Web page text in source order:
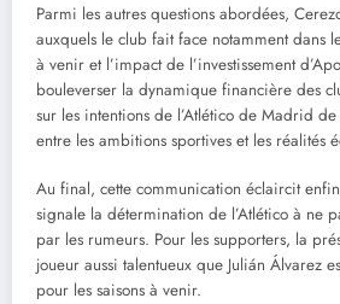
Parmi les autres questions abordées,
auxquels le club fait face notamment dans
à venir et l’impact de l’investissement
bouleverser la dynamique financière des
sur les intentions de l’Atlético de Madrid
entre les ambitions sportives et les réalités
Au final, cette communication éclaircit
signale la détermination de l’Atlético à ne
par les rumeurs. Pour les supporters, la
joueur aussi talentueux que Julián Álvarez
pour les saisons à venir.